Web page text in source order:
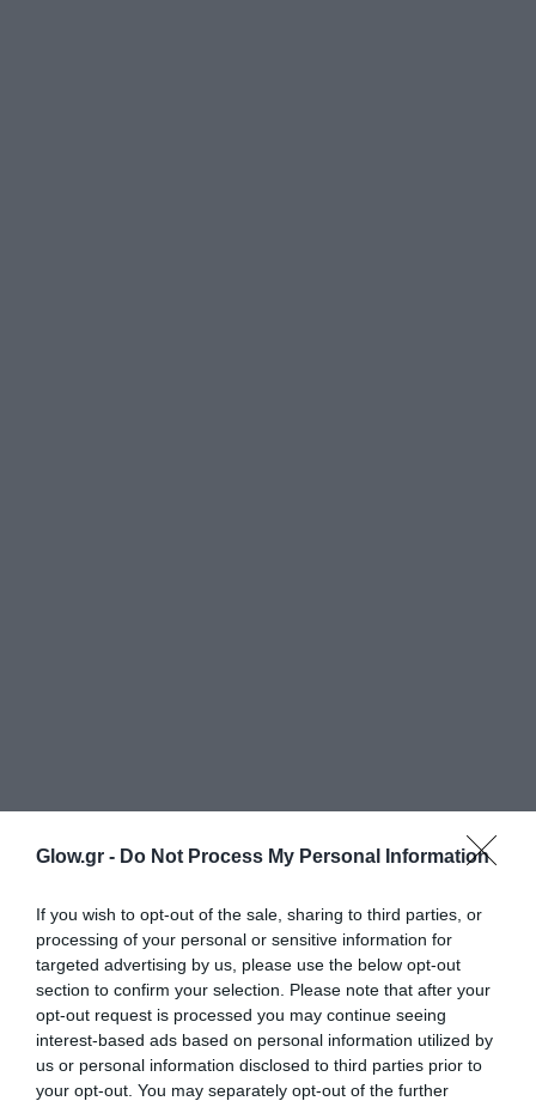
Glow.gr - Do Not Process My Personal Information
If you wish to opt-out of the sale, sharing to third parties, or
processing of your personal or sensitive information for
targeted advertising by us, please use the below opt-out
section to confirm your selection. Please note that after your
opt-out request is processed you may continue seeing
interest-based ads based on personal information utilized by
us or personal information disclosed to third parties prior to
your opt-out. You may separately opt-out of the further